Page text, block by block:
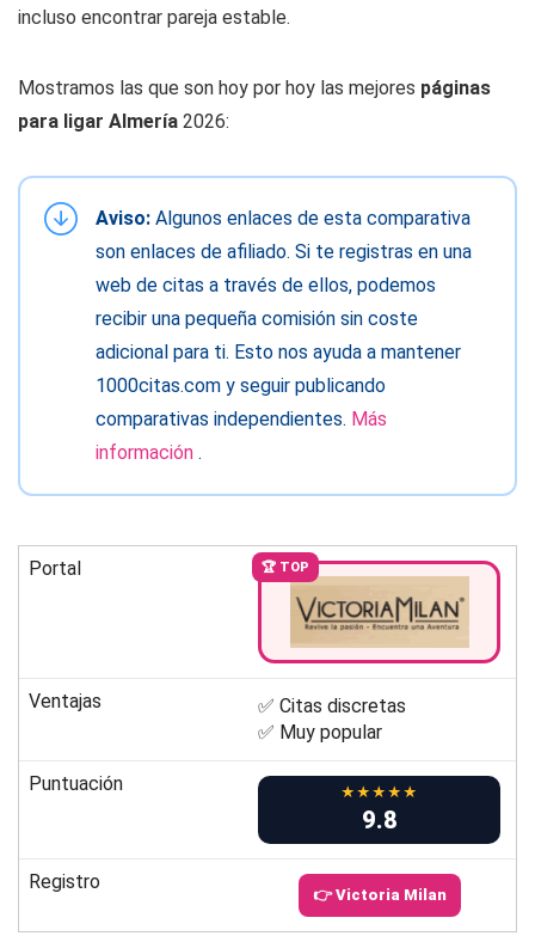
incluso encontrar pareja estable.
Mostramos las que son hoy por hoy las mejores páginas
para ligar Almería 2026:
Aviso: Algunos enlaces de esta comparativa
son enlaces de afiliado. Si te registras en una
web de citas a través de ellos, podemos
recibir una pequeña comisión sin coste
adicional para ti. Esto nos ayuda a mantener
1000citas.com y seguir publicando
comparativas independientes. Más
información .
Portal 🏆 TOP
Ventajas
✅ Citas discretas
✅ Muy popular
Puntuación ★★★★★
9.8
Registro
👉 Victoria Milan